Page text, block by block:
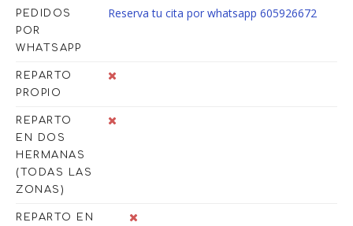
PEDIDOS
POR
WHATSAPP
Reserva tu cita por whatsapp 605926672
REPARTO
PROPIO
REPARTO
EN DOS
HERMANAS
(TODAS LAS
ZONAS)
REPARTO EN